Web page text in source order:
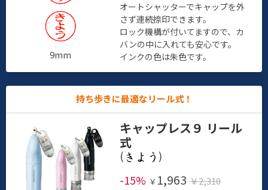
9mm
オートシャッターでキャップを外
さず連続捺印できます。
ロック機構が付いてますので、カ
バンの中に入れても安心です。
インクの色は朱色です。
持ち歩きに最適なリール式！
キャップレス９ リール
式
(
)
-15% ￥ 1,963 ￥2,310